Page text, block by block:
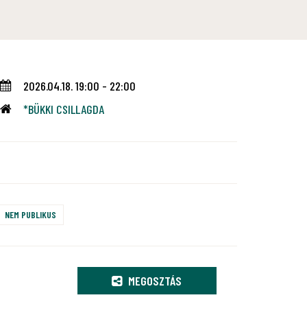
2026.04.18. 19:00 - 22:00
*BÜKKI CSILLAGDA
NEM PUBLIKUS
MEGOSZTÁS